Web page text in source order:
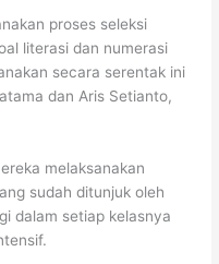
proses seleksi
literasi dan numerasi
secara serentak ini
dan Aris Setianto,
melaksanakan
sudah ditunjuk oleh
dalam setiap kelasnya